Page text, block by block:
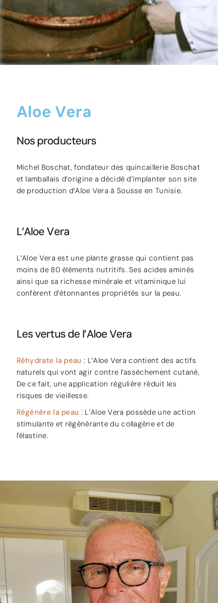
Aloe Vera
Nos producteurs
Michel Boschat, fondateur des quincaillerie Boschat
et lamballais d’origine a décidé d’implanter son site
de production d’Aloe Vera à Sousse en Tunisie.
L’Aloe Vera
L’Aloe Vera est une plante grasse qui contient pas
moins de 80 éléments nutritifs. Ses acides aminés
ainsi que sa richesse minérale et vitaminique lui
confèrent d’étonnantes propriétés sur la peau.
Les vertus de l’Aloe Vera
Réhydrate la peau : L’Aloe Vera contient des actifs
naturels qui vont agir contre l’assèchement cutané,
De ce fait, une application régulière réduit les
risques de vieillesse.
Régénère la peau : L’Aloe Vera possède une action
stimulante et régénérante du collagène et de
l'élastine.